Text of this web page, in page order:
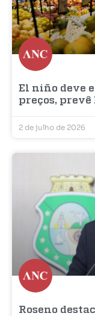
El niño deve
preços,
2 de julho de 2026
Roseno